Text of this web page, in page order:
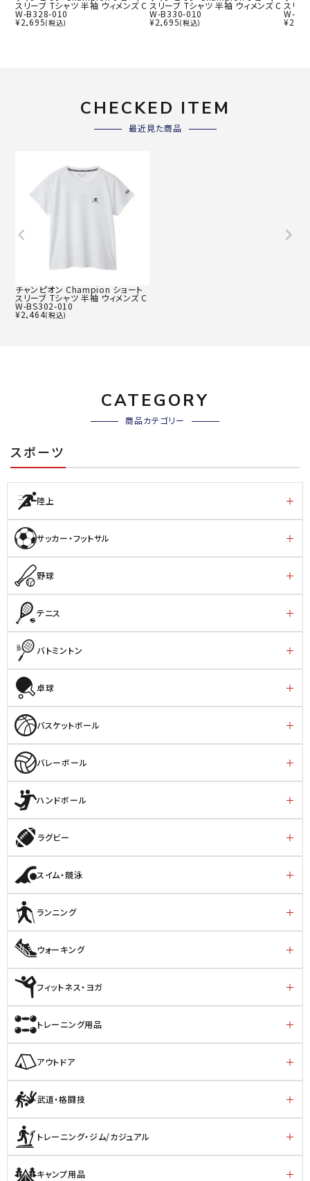
スリーブ Tシャツ 半袖 ウィメンズ C
W-B328-010
¥2,695(税込)
スリーブ Tシャツ 半袖 ウィメンズ C
W-B330-010
¥2,695(税込)
スリ
W-
¥
CHECKED ITEM
最近見た商品
チャンピオン Champion ショート
スリーブ Tシャツ 半袖 ウィメンズ C
W-BS302-010
¥2,464(税込)
CATEGORY
商品カテゴリー
スポーツ
陸上
サッカー・フットサル
野球
テニス
バトミントン
卓球
バスケットボール
バレーボール
ハンドボール
ラグビー
スイム・競泳
ランニング
ウォーキング
フィットネス・ヨガ
トレーニング用品
アウトドア
武道・格闘技
トレーニング・ジム/カジュアル
キャンプ用品